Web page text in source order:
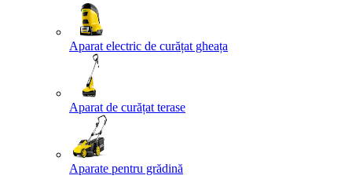
Aparat electric de curățat gheața
Aparat de curățat terase
Aparate pentru grădină